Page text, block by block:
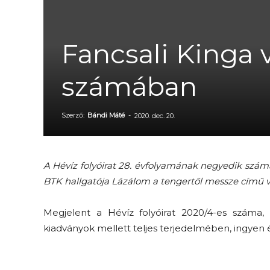
Fancsali Kinga
számában
Szerző: Bándi Máté - 2020. dec. 20.
A Hévíz folyóirat 28. évfolyamának negyedik
BTK hallgatója Lázálom a tengertől messze című
Megjelent a Hévíz folyóirat 2020/4-es
kiadványok mellett teljes terjedelmében, ingyen